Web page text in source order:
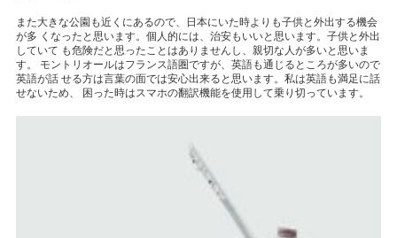
また大きな公園も近くにあるので、日本にいた時よりも子供と外出する機会
が多 くなったと思います。個人的には、治安もいいと思います。子供と外出
していて も危険だと思ったことはありませんし、親切な人が多いと思いま
す。 モントリオールはフランス語圏ですが、英語も通じるところが多いので
英語が話 せる方は言葉の面では安心出来ると思います。私は英語も満足に話
せないため、 困った時はスマホの翻訳機能を使用して乗り切っています。